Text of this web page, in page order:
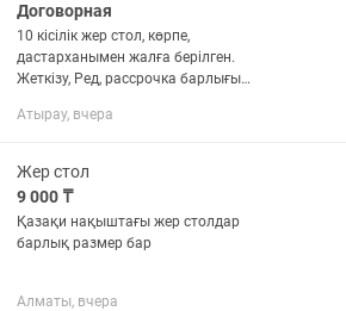
Договорная
10 кісілік жер стол, көрпе,
дастарханымен жалға берілген.
Жеткізу, Ред, рассрочка барлығы
Атырау, вчера
Жер стол
9 000 ₸
Қазақи нақыштағы жер столдар
барлық размер бар
Алматы, вчера